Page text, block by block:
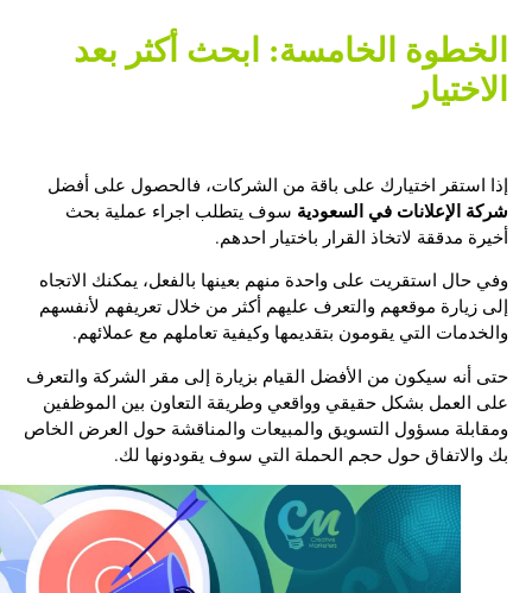
الخطوة الخامسة: ابحث أكثر بعد
الاختيار
إذا استقر اختيارك على باقة من الشركات، فالحصول على أفضل
شركة الإعلانات في السعوديةسوف يتطلب اجراء عملية بحث
أخيرة مدققة لاتخاذ القرار باختيار احدهم.
وفي حال استقريت على واحدة منهم بعينها بالفعل، يمكنك الاتجاه
إلى زيارة موقعهم والتعرف عليهم أكثر من خلال تعريفهم لأنفسهم
والخدمات التي يقومون بتقديمها وكيفية تعاملهم مع عملائهم.
حتى أنه سيكون من الأفضل القيام بزيارة إلى مقر الشركة والتعرف
على العمل بشكل حقيقي وواقعي وطريقة التعاون بين الموظفين
ومقابلة مسؤول التسويق والمبيعات والمناقشة حول العرض الخاص
بك والاتفاق حول حجم الحملة التي سوف يقودونها لك.